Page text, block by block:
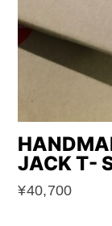
JACK T-
¥40,700